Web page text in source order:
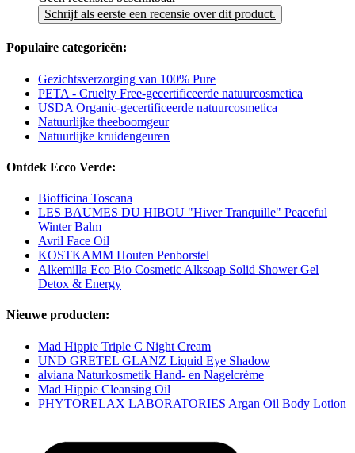
Schrijf als eerste een recensie over dit product.
Populaire categorieën:
Gezichtsverzorging van 100% Pure
PETA - Cruelty Free-gecertificeerde natuurcosmetica
USDA Organic-gecertificeerde natuurcosmetica
Natuurlijke theeboomgeur
Natuurlijke kruidengeuren
Ontdek Ecco Verde:
Biofficina Toscana
LES BAUMES DU HIBOU "Hiver Tranquille" Peaceful
Winter Balm
Avril Face Oil
KOSTKAMM Houten Penborstel
Alkemilla Eco Bio Cosmetic Alksoap Solid Shower Gel
Detox & Energy
Nieuwe producten:
Mad Hippie Triple C Night Cream
UND GRETEL GLANZ Liquid Eye Shadow
alviana Naturkosmetik Hand- en Nagelcrème
Mad Hippie Cleansing Oil
PHYTORELAX LABORATORIES Argan Oil Body Lotion